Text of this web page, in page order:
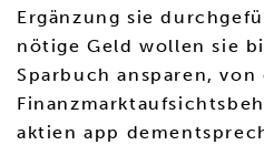
Ergänzung sie
nötige Geld wollen sie
Sparbuch ansparen, von
aktien app